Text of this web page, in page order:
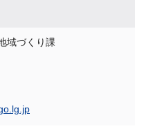
域づくり課